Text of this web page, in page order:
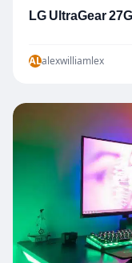
LG UltraGear
ALalexwilliamlex